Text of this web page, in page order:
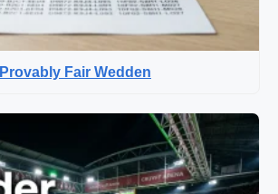
Provably Fair Wedden